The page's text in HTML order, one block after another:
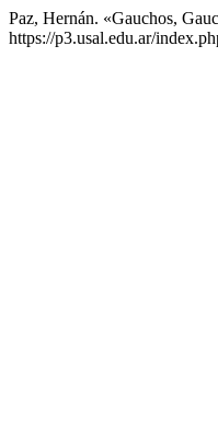
Paz, Hernán. «Gauchos,
https://p3.usal.edu.ar/